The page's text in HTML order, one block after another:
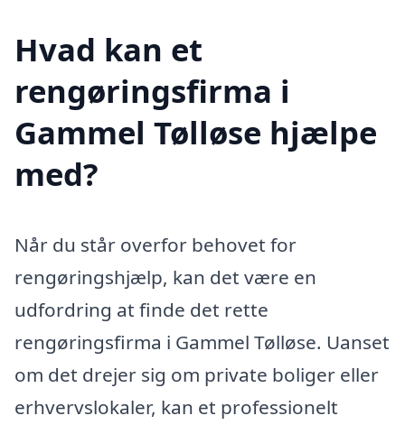
Hvad kan et
rengøringsfirma i
Gammel Tølløse hjælpe
med?
Når du står overfor behovet for
rengøringshjælp, kan det være en
udfordring at finde det rette
rengøringsfirma i Gammel Tølløse. Uanset
om det drejer sig om private boliger eller
erhvervslokaler, kan et professionelt